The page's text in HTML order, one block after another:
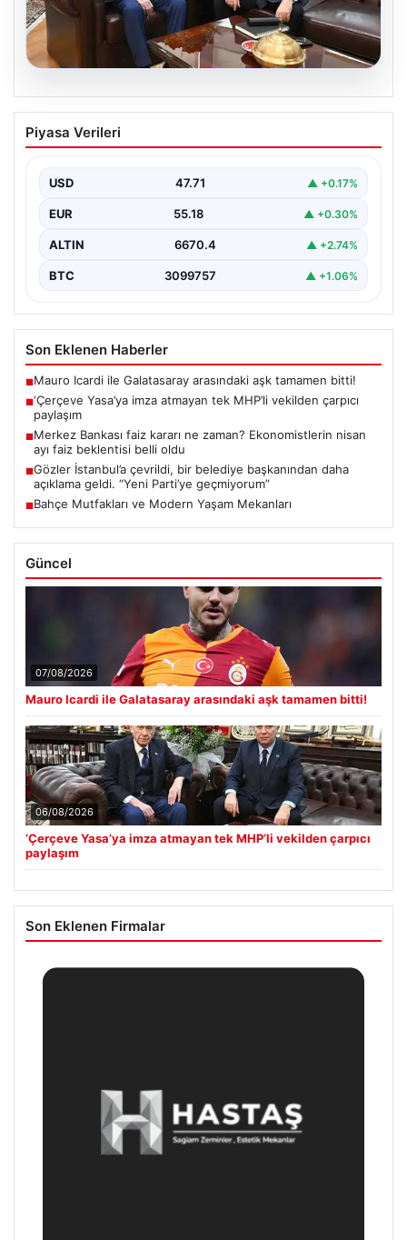
06.08.2026
‘Çerçeve Yasa’ya imza atmayan tek
MHP’li vekilden çarpıcı paylaşım
Piyasa Verileri
USD 47.71 ▲ +0.17%
EUR 55.18 ▲ +0.30%
ALTIN 6670.4 ▲ +2.74%
BTC 3099757 ▲ +1.06%
Son Eklenen Haberler
■Mauro Icardi ile Galatasaray arasındaki aşk tamamen bitti!
■‘Çerçeve Yasa’ya imza atmayan tek MHP’li vekilden çarpıcı
paylaşım
■Merkez Bankası faiz kararı ne zaman? Ekonomistlerin nisan
ayı faiz beklentisi belli oldu
■Gözler İstanbul’a çevrildi, bir belediye başkanından daha
açıklama geldi. “Yeni Parti’ye geçmiyorum”
■Bahçe Mutfakları ve Modern Yaşam Mekanları
Güncel
07/08/2026
Mauro Icardi ile Galatasaray arasındaki aşk tamamen bitti!
06/08/2026
‘Çerçeve Yasa’ya imza atmayan tek MHP’li vekilden çarpıcı
paylaşım
Son Eklenen Firmalar